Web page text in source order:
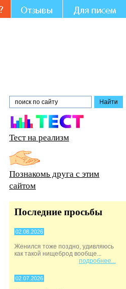
Тест на реализм
Познакомь друга с этим
сайтом
Последние просьбы
02.08.2026
Женился тоже поздно, удивляюсь
как такой нищеброд вообще...
подробнее...
02.07.2026